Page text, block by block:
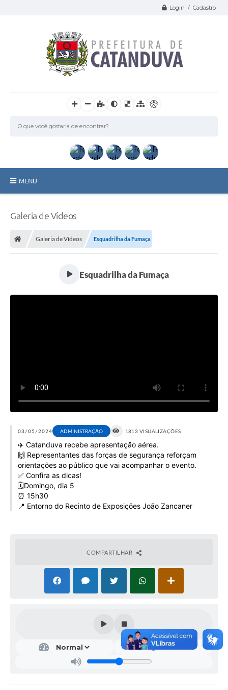
Login / Cadastro
MENU
Arquivos para Download
Notícias
Obras
Galeria de Vídeos
Projetos
Links
Diário Oficial
Editais
Galeria de Vídeos
Galeria de Vídeos Esquadrilha da Fumaça
Esquadrilha da Fumaça
03/05/2024 ADMINISTRAÇÃO 1813 VISUALIZAÇÕES
✈️ Catanduva recebe apresentação aérea.
🙌 Representantes das forças de segurança reforçam
orientações ao público que vai acompanhar o evento.
✅ Confira as dicas!
🗓️Domingo, dia 5
⏰ 15h30
📍 Entorno do Recinto de Exposições João Zancaner
COMPARTILHAR